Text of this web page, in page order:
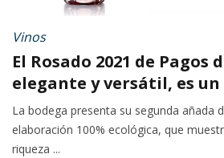
Vinos
El Rosado 2021 de Pagos
elegante y versátil, es un
La bodega presenta su segunda añada
elaboración 100% ecológica, que
riqueza ...